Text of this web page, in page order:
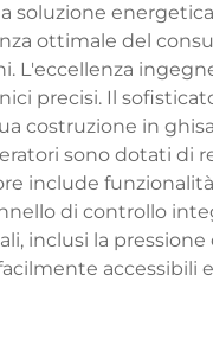
soluzione
ottimale del
L'eccellenza
precisi. Il
costruzione in
sono dotati
include
di controllo
inclusi la
accessibili